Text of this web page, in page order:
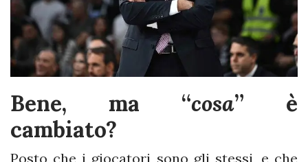
Bene, ma “cosa”
è
cambiato?
Posto che i giocatori sono gli stessi, e che